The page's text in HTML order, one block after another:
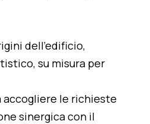
dell'edificio,
su misura per
accogliere le richieste
sinergica con il